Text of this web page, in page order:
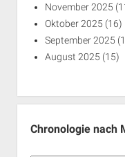
November 2025
Oktober 2025 (16)
September 2025
August 2025 (15)
Chronologie nach